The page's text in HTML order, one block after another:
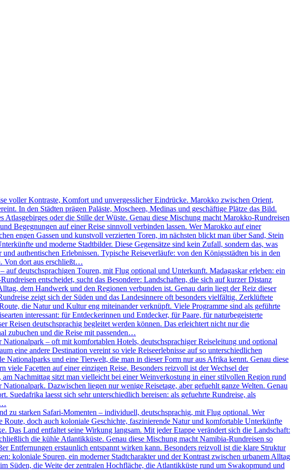
voller Kontraste, Komfort und unvergesslicher Eindrücke. Marokko zwischen Orient,
In den Städten prägen Paläste, Moscheen, Medinas und geschäftige Plätze das Bild.
oder die Stille der Wüste. Genau diese Mischung macht Marokko-Rundreisen
Begegnungen auf einer Reise sinnvoll verbinden lassen. Wer Marokko auf einer
engen Gassen und kunstvoll verzierten Toren, im nächsten blickt man über Sand, Stein
und moderne Stadtbilder. Diese Gegensätze sind kein Zufall, sondern das, was
authentischen Erlebnissen. Typische Reiseverläufe: von den Königsstädten bis in den
Von dort aus erschließt…
deutschsprachigen Touren, mit Flug optional und Unterkunft. Madagaskar erleben: ein
entscheidet, sucht das Besondere: Landschaften, die sich auf kurzer Distanz
dem Handwerk und den Regionen verbunden ist. Genau darin liegt der Reiz dieser
zeigt sich der Süden und das Landesinnere oft besonders vielfältig. Zerklüftete
die Natur und Kultur eng miteinander verknüpft. Viele Programme sind als geführte
interessant: für Entdeckerinnen und Entdecker, für Paare, für naturbegeisterte
Reisen deutschsprachig begleitet werden können. Das erleichtert nicht nur die
zubuchen und die Reise mit passenden…
– oft mit komfortablen Hotels, deutschsprachiger Reiseleitung und optional
eine andere Destination vereint so viele Reiseerlebnisse auf so unterschiedlichen
Nationalparks und eine Tierwelt, die man in dieser Form nur aus Afrika kennt. Genau diese
Facetten auf einer einzigen Reise. Besonders reizvoll ist der Wechsel der
Nachmittag sitzt man vielleicht bei einer Weinverkostung in einer stilvollen Region rund
Dazwischen liegen nur wenige Reisetage, aber gefuehlt ganze Welten. Genau
laesst sich sehr unterschiedlich bereisen: als gefuehrte Rundreise, als
zu starken Safari-Momenten – individuell, deutschsprachig, mit Flug optional. Wer
doch auch koloniale Geschichte, faszinierende Natur und komfortable Unterkünfte
Das Land entfaltet seine Wirkung langsam. Mit jeder Etappe verändert sich die Landschaft:
die kühle Atlantikküste. Genau diese Mischung macht Namibia-Rundreisen so
Entfernungen erstaunlich entspannt wirken kann. Besonders reizvoll ist die klare Struktur
koloniale Spuren, ein moderner Stadtcharakter und der Kontrast zwischen urbanem Alltag
Süden, die Weite der zentralen Hochfläche, die Atlantikküste rund um Swakopmund und